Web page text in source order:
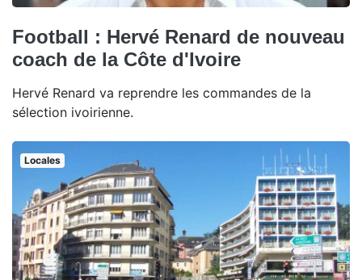
Football : Hervé Renard de nouveau
coach de la Côte d'Ivoire
Hervé Renard va reprendre les commandes de la
sélection ivoirienne.
Locales